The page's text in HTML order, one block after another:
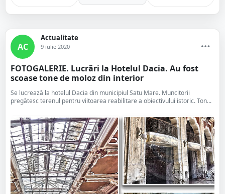
AC
Actualitate
9 iulie 2020
FOTOGALERIE. Lucrări la Hotelul Dacia. Au fost
scoase tone de moloz din interior
Se lucrează la hotelul Dacia din municipiul Satu Mare. Muncitorii
pregătesc terenul pentru viitoarea reabilitare a obiectivului istoric. Ton...